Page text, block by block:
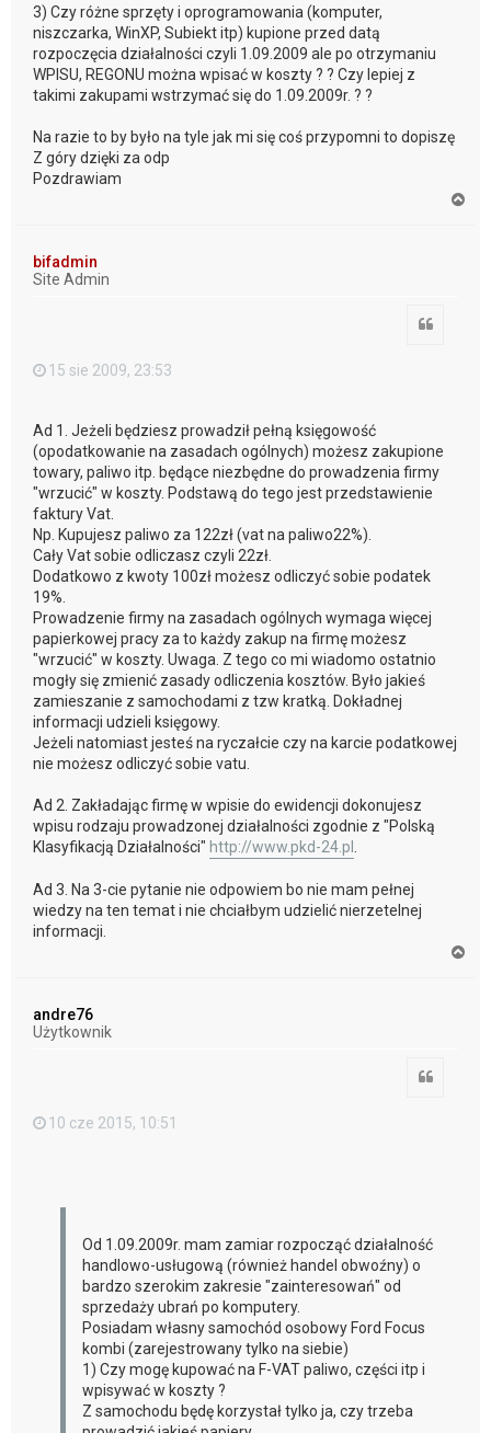
3) Czy różne sprzęty i oprogramowania (komputer,
niszczarka, WinXP, Subiekt itp) kupione przed datą
rozpoczęcia działalności czyli 1.09.2009 ale po otrzymaniu
WPISU, REGONU można wpisać w koszty ? ? Czy lepiej z
takimi zakupami wstrzymać się do 1.09.2009r. ? ?
Na razie to by było na tyle jak mi się coś przypomni to dopiszę
Z góry dzięki za odp
Pozdrawiam
bifadmin
Site Admin
15 sie 2009, 23:53
Ad 1. Jeżeli będziesz prowadził pełną księgowość
(opodatkowanie na zasadach ogólnych) możesz zakupione
towary, paliwo itp. będące niezbędne do prowadzenia firmy
"wrzucić" w koszty. Podstawą do tego jest przedstawienie
faktury Vat.
Np. Kupujesz paliwo za 122zł (vat na paliwo22%).
Cały Vat sobie odliczasz czyli 22zł.
Dodatkowo z kwoty 100zł możesz odliczyć sobie podatek
19%.
Prowadzenie firmy na zasadach ogólnych wymaga więcej
papierkowej pracy za to każdy zakup na firmę możesz
"wrzucić" w koszty. Uwaga. Z tego co mi wiadomo ostatnio
mogły się zmienić zasady odliczenia kosztów. Było jakieś
zamieszanie z samochodami z tzw kratką. Dokładnej
informacji udzieli księgowy.
Jeżeli natomiast jesteś na ryczałcie czy na karcie podatkowej
nie możesz odliczyć sobie vatu.
Ad 2. Zakładając firmę w wpisie do ewidencji dokonujesz
wpisu rodzaju prowadzonej działalności zgodnie z "Polską
Klasyfikacją Działalności" http://www.pkd-24.pl .
Ad 3. Na 3-cie pytanie nie odpowiem bo nie mam pełnej
wiedzy na ten temat i nie chciałbym udzielić nierzetelnej
informacji.
andre76
Użytkownik
10 cze 2015, 10:51
Od 1.09.2009r. mam zamiar rozpocząć działalność
handlowo-usługową (również handel obwoźny) o
bardzo szerokim zakresie "zainteresowań" od
sprzedaży ubrań po komputery.
Posiadam własny samochód osobowy Ford Focus
kombi (zarejestrowany tylko na siebie)
1) Czy mogę kupować na F-VAT paliwo, części itp i
wpisywać w koszty ?
Z samochodu będę korzystał tylko ja, czy trzeba